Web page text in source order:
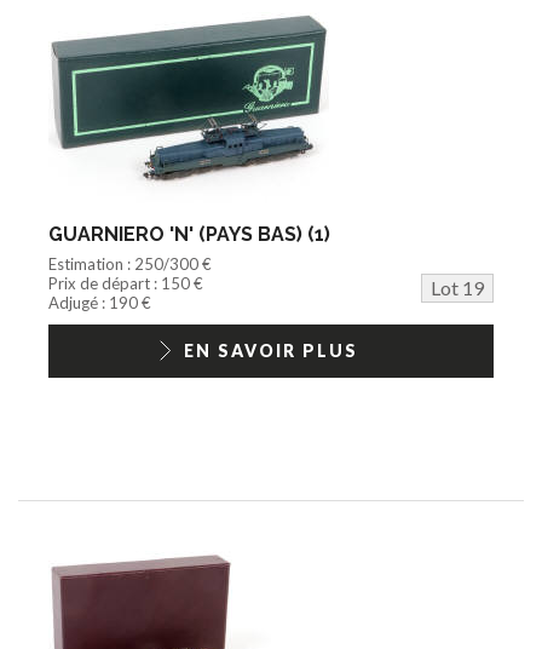
GUARNIERO 'N' (PAYS BAS) (1)
Estimation : 250/300 €
Prix de départ : 150 €
Lot 19
Adjugé : 190 €
EN SAVOIR PLUS